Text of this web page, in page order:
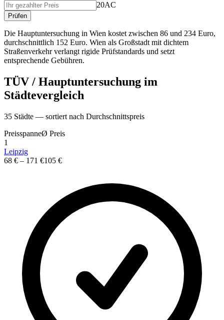
20AC
Prüfen
Die Hauptuntersuchung in Wien kostet zwischen 86 und 234 Euro,
durchschnittlich 152 Euro. Wien als Großstadt mit dichtem
Straßenverkehr verlangt rigide Prüfstandards und setzt
entsprechende Gebühren.
TÜV / Hauptuntersuchung im
Städtevergleich
35 Städte — sortiert nach Durchschnittspreis
PreisspanneØ Preis
1
Leipzig
68 € – 171 €105 €